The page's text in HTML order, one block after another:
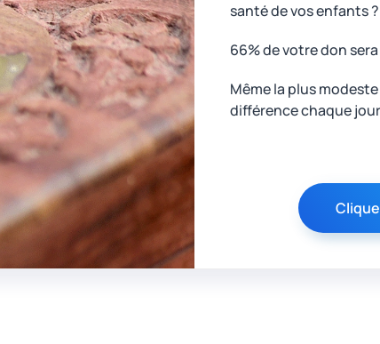
santé de vos enfants ?
66% de votre don
Même la plus
différence chaque